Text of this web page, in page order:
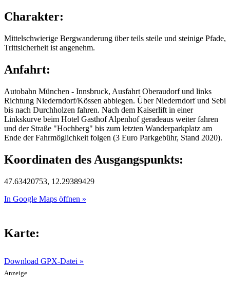
Charakter:
Mittelschwierige Bergwanderung über teils steile und steinige Pfade,
Trittsicherheit ist angenehm.
Anfahrt:
Autobahn München - Innsbruck, Ausfahrt Oberaudorf und links
Richtung Niederndorf/Kössen abbiegen. Über Niederndorf und Sebi
bis nach Durchholzen fahren. Nach dem Kaiserlift in einer
Linkskurve beim Hotel Gasthof Alpenhof geradeaus weiter fahren
und der Straße "Hochberg" bis zum letzten Wanderparkplatz am
Ende der Fahrmöglichkeit folgen (3 Euro Parkgebühr, Stand 2020).
Koordinaten des Ausgangspunkts:
47.63420753, 12.29389429
In Google Maps öffnen »
Karte:
Download GPX-Datei »
Anzeige